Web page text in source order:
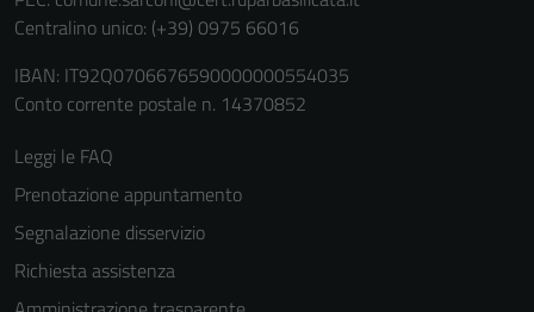
Centralino unico: (+39) 0975 66016
IBAN: IT92Q0706676590000000554035
Conto corrente postale n. 14370852
Leggi le FAQ
Prenotazione appuntamento
Segnalazione disservizio
Richiesta assistenza